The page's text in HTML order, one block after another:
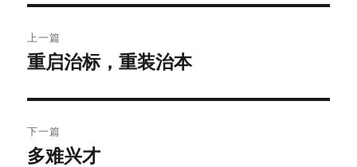
章
航
上一篇
上
章：
重启治标，重装治本
下一篇
下
多难兴才